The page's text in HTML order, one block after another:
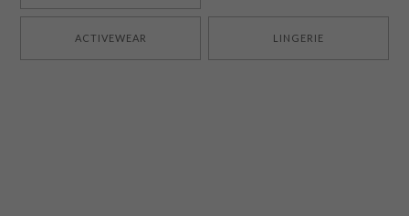
ACTIVEWEAR LINGERIE